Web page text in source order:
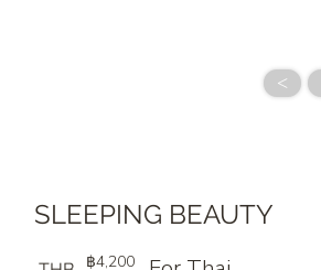
<
SLEEPING BEAUTY
฿4,200